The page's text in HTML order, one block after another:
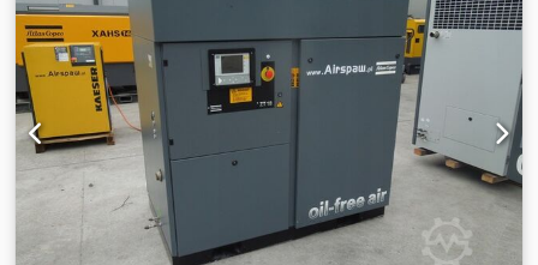
yıl: 2023 Servis garantimiz vardır. Fiyat: 95.500 PLN net
Dcodpfx Abjxhgmke Tsk Fiyat: 117.465 PLN brüt Servis
garantimiz vardır.